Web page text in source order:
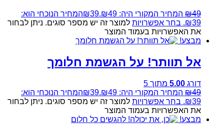
₪49 המחיר המקורי היה: ₪49. ₪39
המחיר הנוכחי הוא:
₪39. בחר אפשרויות למוצר זה יש מספר סוגים. ניתן לבחור
את האפשרויות בעמוד המוצר
מבצע!
אל תוותר! על הגשמת חלומך
דורג 5.00 מתוך 5
₪49 המחיר המקורי היה: ₪49. ₪39
המחיר הנוכחי הוא:
₪39. בחר אפשרויות למוצר זה יש מספר סוגים. ניתן לבחור
את האפשרויות בעמוד המוצר
מבצע!